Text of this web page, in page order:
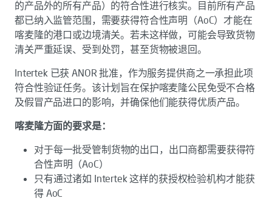
的产品外的所有产品）的符合性进行核实。目前所有产品
都已纳入监管范围，需要获得符合性声明（AoC）才能在
喀麦隆的港口或边境清关。若未这样做，可能会导致货物
清关严重延误、受到处罚，甚至货物被退回。
Intertek 已获 ANOR 批准，作为服务提供商之一承担此项
符合性验证任务。该计划旨在保护喀麦隆公民免受不合格
及假冒产品进口的影响，并确保他们能获得优质产品。
喀麦隆方面的要求是：
对于每一批受管制货物的出口，出口商都需要获得符
合性声明（AoC）
只有通过诸如 Intertek 这样的获授权检验机构才能获
得 AoC